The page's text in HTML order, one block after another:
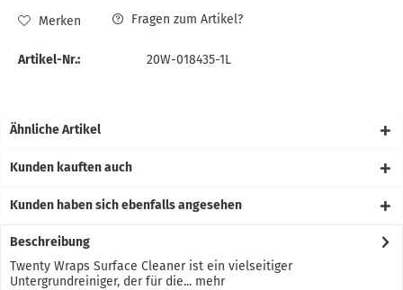
Merken Fragen zum Artikel?
Artikel-Nr.: 20W-018435-1L
Ähnliche Artikel
Kunden kauften auch
Kunden haben sich ebenfalls angesehen
Beschreibung
Twenty Wraps Surface Cleaner ist ein vielseitiger
Untergrundreiniger, der für die... mehr